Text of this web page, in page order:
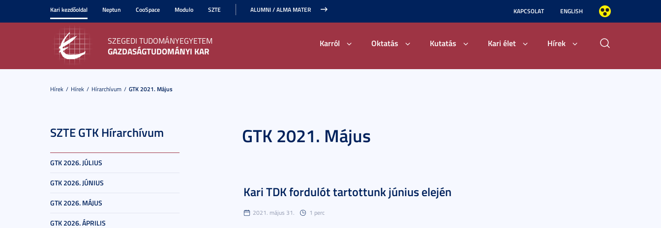
Kari kezdőoldal Neptun CooSpace Modulo SZTE ALUMNI / ALMA MATER KAPCSOLAT ENGLISH
SZEGEDI TUDOMÁNYEGYETEM
GAZDASÁGTUDOMÁNYI KAR
Karról Oktatás Kutatás Kari élet Hírek
Hírek Hírek Hírarchívum GTK 2021. Május
SZTE GTK Hírarchívum
GTK 2026. JÚLIUS
GTK 2026. JÚNIUS
GTK 2026. MÁJUS
GTK 2026. ÁPRILIS
GTK 2021. Május
Kari TDK fordulót tartottunk június elején
2021. május 31. 1 perc